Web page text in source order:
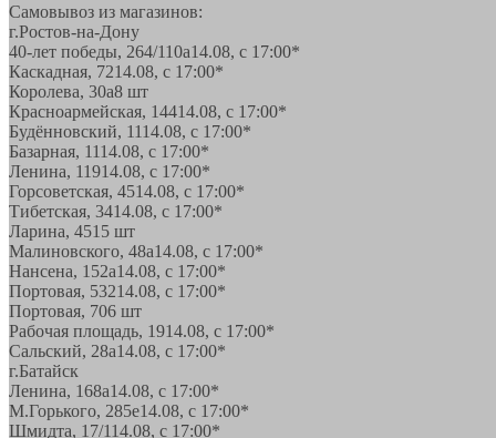
Самовывоз из магазинов:
г.Ростов-на-Дону
40-лет победы, 264/110а14.08, с 17:00*
Каскадная, 7214.08, с 17:00*
Королева, 30а8 шт
Красноармейская, 14414.08, с 17:00*
Будённовский, 1114.08, с 17:00*
Базарная, 1114.08, с 17:00*
Ленина, 11914.08, с 17:00*
Горсоветская, 4514.08, с 17:00*
Тибетская, 3414.08, с 17:00*
Ларина, 4515 шт
Малиновского, 48а14.08, с 17:00*
Нансена, 152а14.08, с 17:00*
Портовая, 53214.08, с 17:00*
Портовая, 706 шт
Рабочая площадь, 1914.08, с 17:00*
Сальский, 28a14.08, с 17:00*
г.Батайск
Ленина, 168а14.08, с 17:00*
М.Горького, 285е14.08, с 17:00*
Шмидта, 17/114.08, с 17:00*